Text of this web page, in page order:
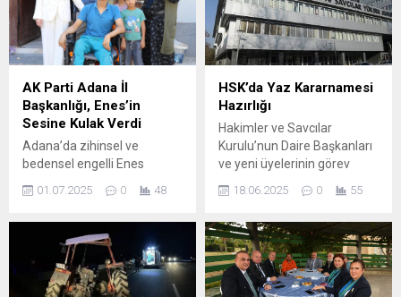
AK Parti Adana İl
Başkanlığı, Enes’in
Sesine Kulak Verdi
Adana’da zihinsel ve
bedensel engelli Enes
sandalyesinin kimliği belirsiz
çalınmasına dair haberin
sasyol medyayaa
yansımasının ardından, AK
Parti Adana İl Başkanlığı
01.07.2025 0 48
HSK’da Yaz Kararnamesi
Hazırlığı
Hakimler ve Savcılar
Kurulu’nun Daire Başkanları
ve yeni üyelerinin görev
ardından gözler 2025 yaz
Bir önceki dönemde görev
yapan HSK 1. Daire
Başkanlığı kararnamenin
büyük kısmını
18.06.2025 0 55